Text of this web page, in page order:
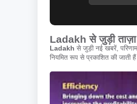
Ladakh से जुड़ी ताज़ा
Ladakh से जुड़ी नई खबरें,
नियमित रूप से प्रकाशित की जाती